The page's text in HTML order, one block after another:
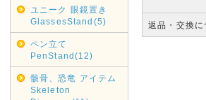
ユニーク 眼鏡置き
GlassesStand(5)
ペン立て
PenStand(12)
骸骨、恐竜 アイテム
Skeleton
返品・交換に